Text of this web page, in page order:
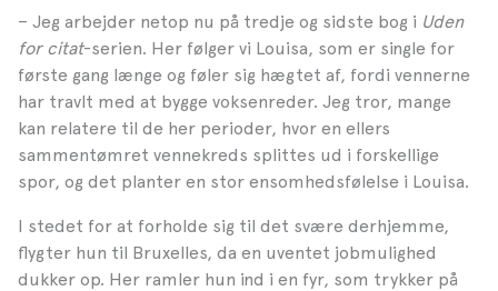
– Jeg arbejder netop nu på tredje og sidste bog i Uden
for citat-serien. Her følger vi Louisa, som er single for
første gang længe og føler sig hægtet af, fordi vennerne
har travlt med at bygge voksenreder. Jeg tror, mange
kan relatere til de her perioder, hvor en ellers
sammentømret vennekreds splittes ud i forskellige
spor, og det planter en stor ensomhedsfølelse i Louisa.
I stedet for at forholde sig til det svære derhjemme,
flygter hun til Bruxelles, da en uventet jobmulighed
dukker op. Her ramler hun ind i en fyr, som trykker på